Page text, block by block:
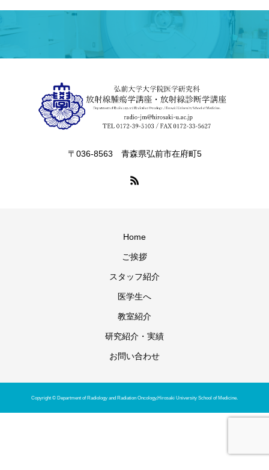
〒036-8563 青森県弘前市在府町5
Home
ご挨拶
スタッフ紹介
医学生へ
教室紹介
研究紹介・実績
お問い合わせ
Copyright © Department of Radiology and Radiation Oncology,Hirosaki University School of Medicine.